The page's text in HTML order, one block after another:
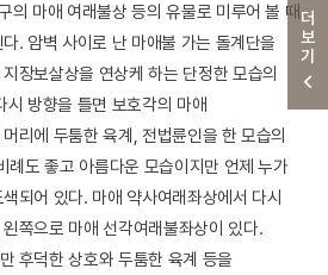
더보기
의 마애 여래불상 등의 유물로 미루어 볼 때
. 암벽 사이로 난 마애불 가는 돌계단을
장보살상을 연상케 하는 단정한 모습의
시 방향을 틀면 보호각의 마애
리에 두툼한 육계, 전법륜인을 한 모습의
도 좋고 아름다운 모습이지만 언제 누가
되어 있다. 마애 약사여래좌상에서 다시
쪽으로 마애 선각여래불좌상이 있다.
후덕한 상호와 두툼한 육계 등을